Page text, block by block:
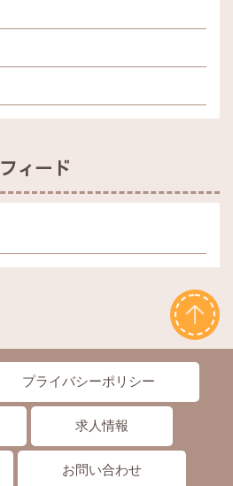
フィード
プライバシーポリシー
求人情報
お問い合わせ